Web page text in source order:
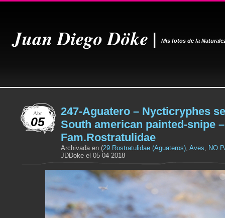
Juan Diego Döke | Mis fotos de la
Abr
05
247-Aguatero – Nycticryphes
South american painted-snipe –
Fam.Rostratulidae
Archivada en (29 Rostratulidae (Aguateros), Aves, NO
JDDoke el 05-04-2018